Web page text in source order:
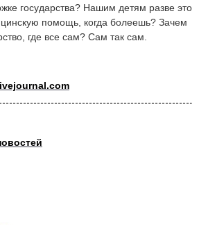
государства? Нашим детям разве это
помощь, когда болеешь? Зачем
где все сам? Сам так сам.